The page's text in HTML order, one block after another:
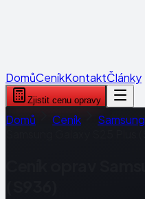
DomůCeníkKontaktČlánky
Zjistit cenu opravy
Domů Ceník Samsung